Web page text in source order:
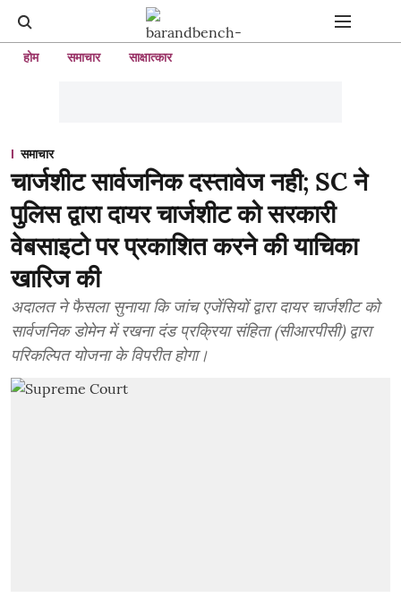
होम समाचार साक्षात्कार
समाचार
चार्जशीट सार्वजनिक दस्तावेज नही; SC ने
पुलिस द्वारा दायर चार्जशीट को सरकारी
वेबसाइटो पर प्रकाशित करने की याचिका
खारिज की
अदालत ने फैसला सुनाया कि जांच एजेंसियों द्वारा दायर चार्जशीट को
सार्वजनिक डोमेन में रखना दंड प्रक्रिया संहिता (सीआरपीसी) द्वारा
परिकल्पित योजना के विपरीत होगा।